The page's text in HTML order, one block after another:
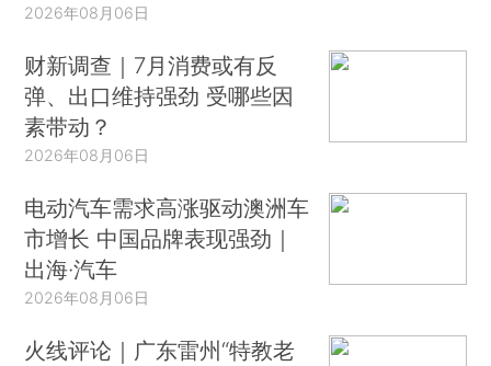
2026年08月06日
财新调查｜7月消费或有反
弹、出口维持强劲 受哪些因
素带动？
2026年08月06日
电动汽车需求高涨驱动澳洲车
市增长 中国品牌表现强劲｜
出海·汽车
2026年08月06日
火线评论｜广东雷州“特教老